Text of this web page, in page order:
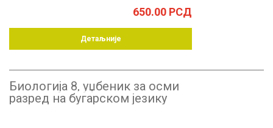
650.00 РСД
Детаљније
Биологија 8, уџбеник за осми
разред на бугарском језику